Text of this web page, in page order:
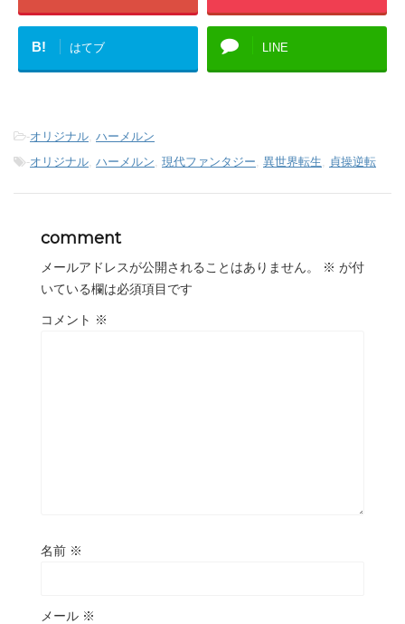
B! はてブ LINE
-オリジナル ハーメルン
-オリジナル ハーメルン 現代ファンタジー 異世界転生 貞操逆転
comment
メールアドレスが公開されることはありません。 ※ が付
いている欄は必須項目です
コメント ※
名前 ※
メール ※